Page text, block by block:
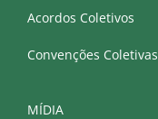
Acordos Coletivos
Convenções Coletivas
MÍDIA